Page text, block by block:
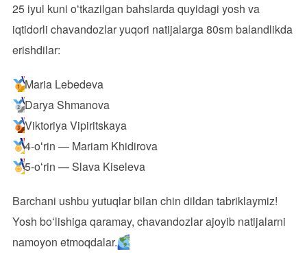
25 iyul kuni oʻtkazilgan bahslarda quyidagi yosh va
iqtidorli chavandozlar yuqori natijalarga 80sm balandlikda
erishdilar:
Maria Lebedeva
Darya Shmanova
Viktoriya Vipiritskaya
4-oʻrin — Mariam Khidirova
5-oʻrin — Slava Kiseleva
Barchani ushbu yutuqlar bilan chin dildan tabriklaymiz!
Yosh boʻlishiga qaramay, chavandozlar ajoyib natijalarni
namoyon etmoqdalar.